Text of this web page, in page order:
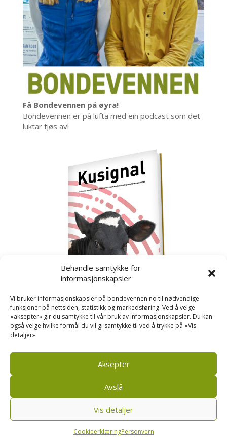
Behandle samtykke for
informasjonskapsler
Vi bruker informasjonskapsler på bondevennen.no til nødvendige
funksjoner på nettsiden, statistikk og markedsføring. Ved å velge
«aksepter» gir du samtykke til vår bruk av informasjonskapsler. Du kan
også velge hvilke formål du vil gi samtykke til ved å trykke på «Vis
detaljer».
Aksepter
Avslå
Vis detaljer
CookieerklæringPersonvern
Få Bondevennen på øyra!
Bondevennen er på lufta med ein podcast som det
luktar fjøs av!
Kusignal
Bondevennen SA, Pb 208, sentrum, 4001 Stavanger
Personvern og cookies regler